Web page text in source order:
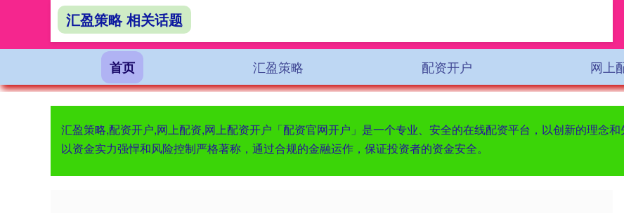
首页 汇盈策略 配资开户 网上
汇盈策略,配资开户,网上配资,网上配资开户「配资官网开户」是一个专业、安全的在线配资平台，以创新的理念
以资金实力强悍和风险控制严格著称，通过合规的金融运作，保证投资者的资金安全。
汇盈策略 相关话题